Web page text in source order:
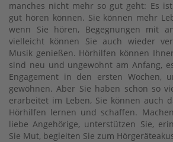
manches nicht mehr so gut geht: Es
gut hören können. Sie können mehr
wenn Sie hören, Begegnungen mit
vielleicht können Sie auch wieder
Musik genießen. Hörhilfen können
sind neu und ungewohnt am Anfang,
Engagement in den ersten Wochen,
gewöhnen. Aber Sie haben schon so
erarbeitet im Leben, Sie können auch
Hörhilfen lernen und schaffen.
liebe Angehörige, unterstützen Sie,
Sie Mut, begleiten Sie zum